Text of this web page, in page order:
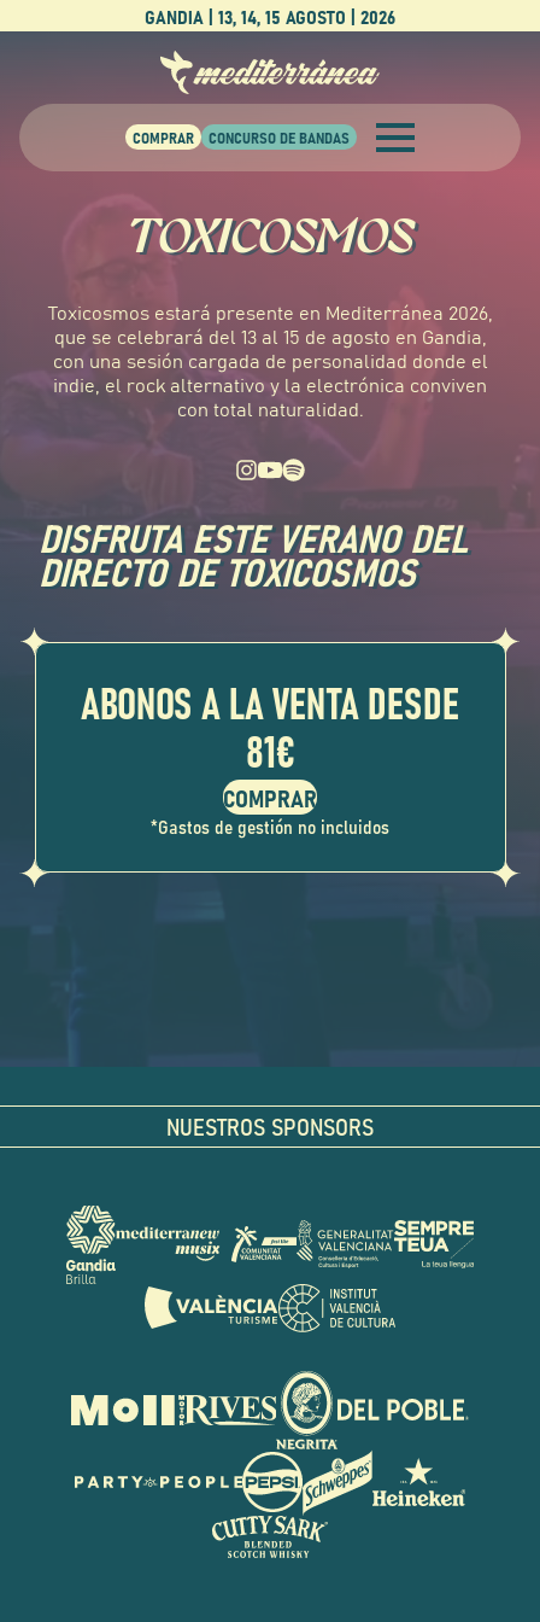
GANDIA | 13, 14, 15 AGOSTO | 2026
TOXICOSMOS
Toxicosmos estará presente en Mediterránea 2026,
que se celebrará del 13 al 15 de agosto en Gandia,
con una sesión cargada de personalidad donde el
indie, el rock alternativo y la electrónica conviven
con total naturalidad.
DISFRUTA ESTE VERANO DEL
DIRECTO DE TOXICOSMOS
ABONOS A LA VENTA DESDE
81€
*Gastos de gestión no incluidos
NUESTROS SPONSORS